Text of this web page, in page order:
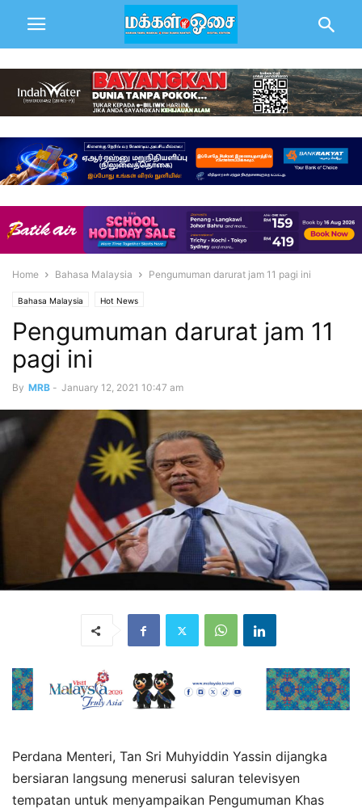
Home Bahasa Malaysia Pengumuman darurat jam 11 pagi ini
Bahasa Malaysia Hot News
Pengumuman darurat jam 11
pagi ini
By MRB - January 12, 2021 10:47 am
Perdana Menteri, Tan Sri Muhyiddin Yassin dijangka
bersiaran langsung menerusi saluran televisyen
tempatan untuk menyampaikan Pengumuman Khas